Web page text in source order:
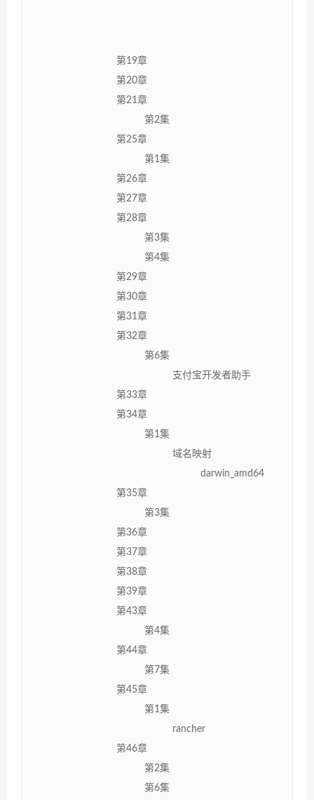
第19章
第20章
第21章
第2集
第25章
第1集
第26章
第27章
第28章
第3集
第4集
第29章
第30章
第31章
第32章
第6集
支付宝开发者助手
第33章
第34章
第1集
域名映射
darwin_amd64
第35章
第3集
第36章
第37章
第38章
第39章
第43章
第4集
第44章
第7集
第45章
第1集
rancher
第46章
第2集
第6集